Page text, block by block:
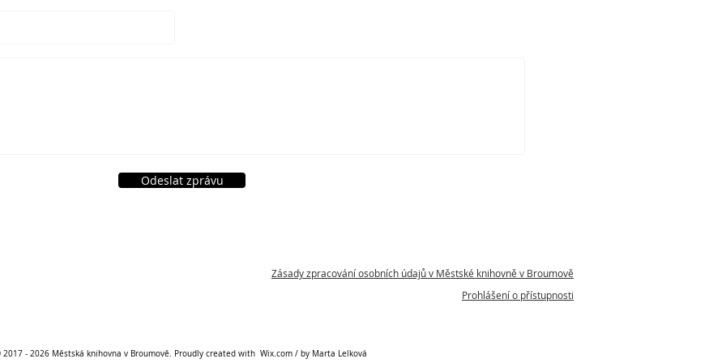
Odeslat zprávu
Zásady zpracování osobních údajů v Městské knihovně v Broumově
Prohlášení o přístupnosti
- 2026 Městská knihovna v Broumově. Proudly created with Wix.com / by Marta Lelková